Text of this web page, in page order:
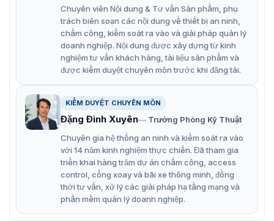
dụng. Đây là dòng màn LED được nhiều khách hàng sử
Tủ được tích hợp nhôm đúc.
Có sẵn kết nối 90° (cần tùy chỉnh).
Màn hình có thể là cả đường cong bên trong và bên
ngoài. (tùy chọn).
Tiết kiệm nhân lực khi chỉ cần một người là có thể dễ
dàng quản lý, cài đặt.
Kết nối liền mạch: Có bốn khóa hoàn toàn trên mỗi
tủ. Có thể khóa tủ tốt để nối liền mạch.
Một đầu của dây cáp điện giữa hai tủ được cố định.
Chuyên viên Nội dung & Tư vấn Sản phẩm, phụ
trách biên soạn các nội dung về thiết bị an ninh,
chấm công, kiểm soát ra vào và giải pháp quản lý
doanh nghiệp. Nội dung được xây dựng từ kinh
nghiệm tư vấn khách hàng, tài liệu sản phẩm và
được kiểm duyệt chuyên môn trước khi đăng tải.
KIỂM DUYỆT CHUYÊN MÔN
Đặng Đình Xuyên
Trưởng Phòng Kỹ Thuật
Chuyên gia hệ thống an ninh và kiểm soát ra vào
với 14 năm kinh nghiệm thực chiến. Đã tham gia
triển khai hàng trăm dự án chấm công, access
control, cổng xoay và bãi xe thông minh, đồng
thời tư vấn, xử lý các giải pháp hạ tầng mạng và
phần mềm quản lý doanh nghiệp.